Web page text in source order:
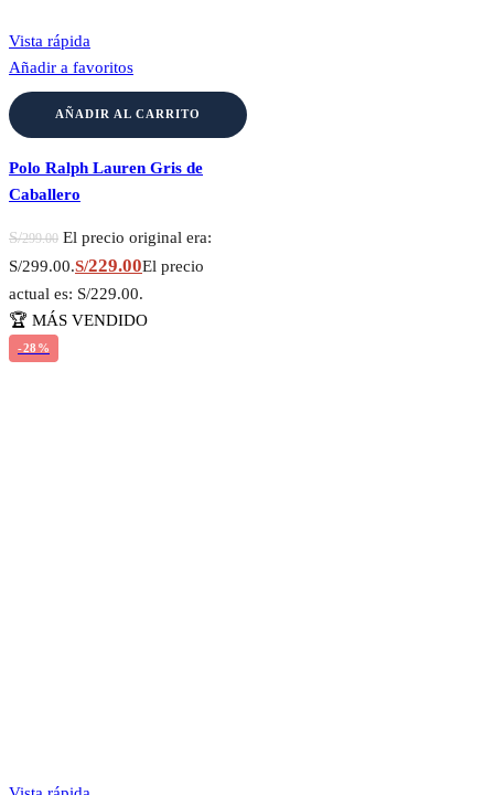
Vista rápida
Añadir a favoritos
AÑADIR AL CARRITO
Polo Ralph Lauren Gris de
Caballero
S/299.00 El precio original era:
S/299.00.S/229.00El precio
actual es: S/229.00.
🏆 MÁS VENDIDO
-28%